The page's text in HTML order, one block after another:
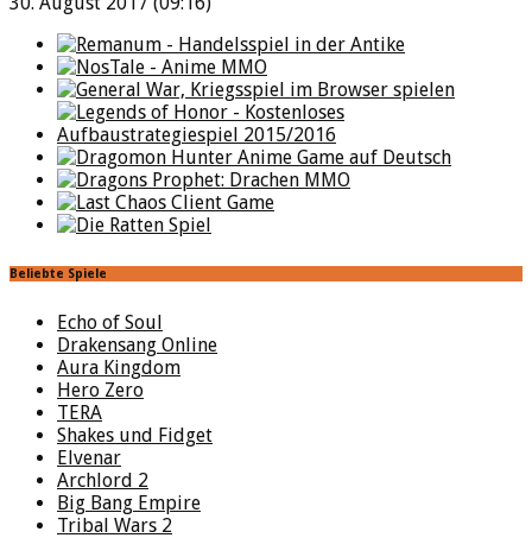
Beliebte Spiele
Echo of Soul
Drakensang Online
Aura Kingdom
Hero Zero
TERA
Shakes und Fidget
Elvenar
Archlord 2
Big Bang Empire
Tribal Wars 2